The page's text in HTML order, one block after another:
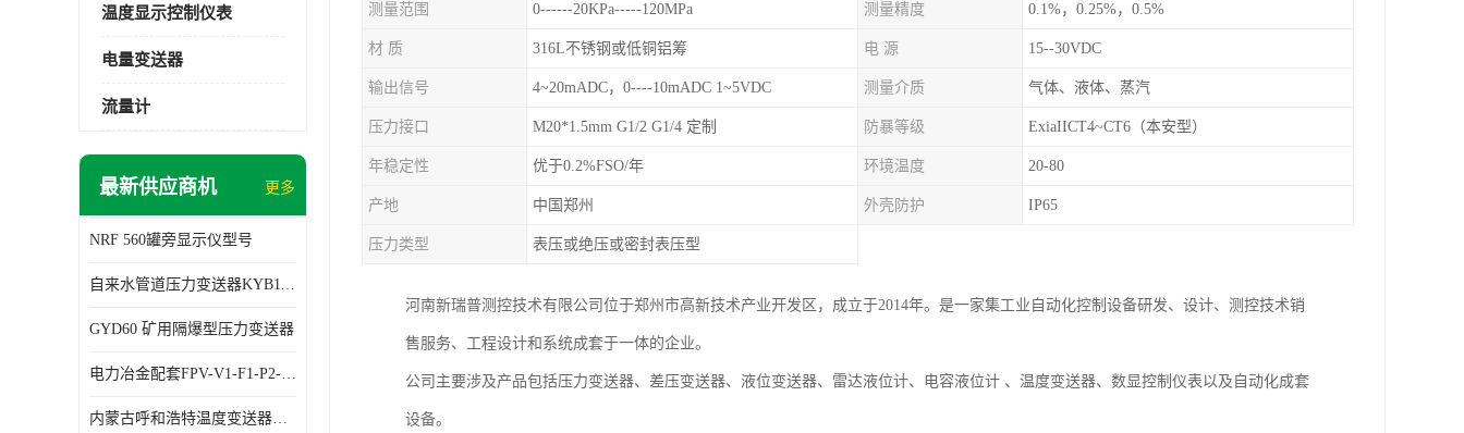
温度显示控制仪表
电量变送器
流量计
最新供应商机 更多
NRF 560罐旁显示仪型号
自来水管道压力变送器KYB11G03M2型号 使用方便
GYD60 矿用隔爆型压力变送器
电力冶金配套FPV-V1-F1-P2-03电压变送器
内蒙古呼和浩特温度变送器配套罐旁显示仪供应 性能稳定
测量范围 0------20KPa-----120MPa 测量精度 0.1%，0.25%，0.5%
材 质 316L不锈钢或低铜铝筹 电 源 15--30VDC
输出信号 4~20mADC，0----10mADC 1~5VDC 测量介质 气体、液体、蒸汽
压力接口 M20*1.5mm G1/2 G1/4 定制 防暴等级 ExiaIICT4~CT6（本安型）
年稳定性 优于0.2%FSO/年 环境温度 20-80
产地 中国郑州 外壳防护 IP65
压力类型 表压或绝压或密封表压型
河南新瑞普测控技术有限公司位于郑州市高新技术产业开发区，成立于2014年。是一家集工业自动化控制设备研发、设计、测控技术销
售服务、工程设计和系统成套于一体的企业。
公司主要涉及产品包括压力变送器、差压变送器、液位变送器、雷达液位计、电容液位计 、温度变送器、数显控制仪表以及自动化成套
设备。